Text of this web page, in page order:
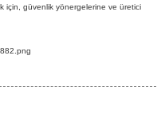
için, güvenlik yönergelerine ve üretici